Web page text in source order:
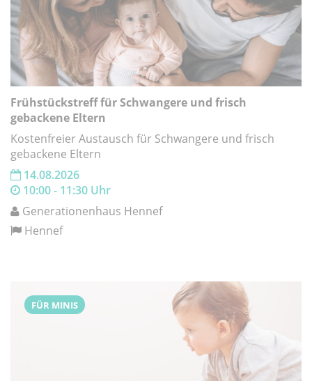
Frühstückstreff für Schwangere und frisch
gebackene Eltern
Kostenfreier Austausch für Schwangere und frisch
gebackene Eltern
14.08.2026
10:00 - 11:30 Uhr
Generationenhaus Hennef
Hennef
FÜR MINIS